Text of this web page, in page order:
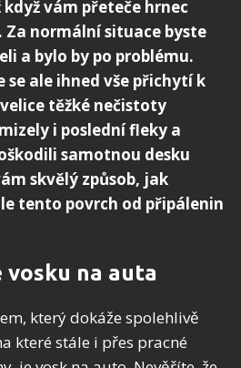
vám přeteče hrnec
Za normální situace byste
a bylo by po problému.
se ale ihned vše přichytí k
těžké nečistoty
i poslední fleky a
samotnou desku
skvělý způsob, jak
tento povrch od připálenin
vosku na auta
který dokáže spolehlivě
které stále i přes pracné